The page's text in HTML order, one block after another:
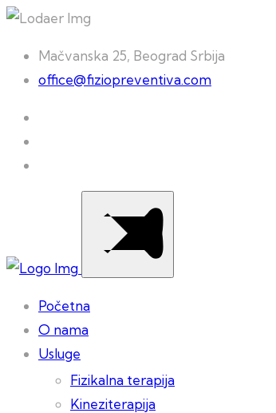
Mačvanska 25, Beograd Srbija
office@fiziopreventiva.com
Početna
O nama
Usluge
Fizikalna terapija
Kineziterapija